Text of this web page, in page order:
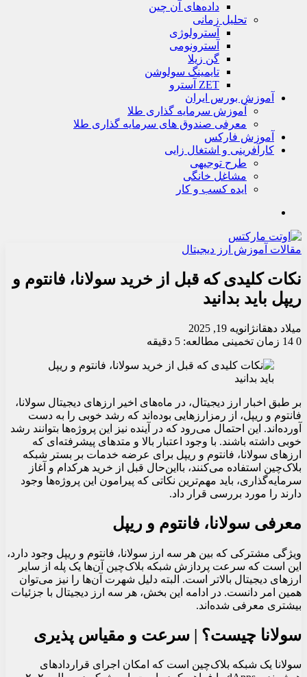
داده‌های آن چین
تحلیل زمانی
آسترولوژی
آسترونومی
گن زیلا
تايمينگ سولوشن
ZET آسترو
آموزش بورس ایران
آموزش سرمایه گذاری طلا
معرفی صندوق های سرمایه گذاری طلا
آموزش فارکس
کارآفرینی و اشتغال زایی
طرح توجیهی
مشاغل خانگی
ایده کسب و کار
مقالات آموزش ارز دیجیتال
نکات کلیدی که قبل از خرید سولانا، فانتوم و
ریپل باید بدانید
میلاد دهقانژانویه 19, 2025
0
زمان تخمینی مطالعه: 5 دقیقه
بر طبق اخبار ارز دیجیتال، در ماه‌های اخیر ارزهای دیجیتال سولانا،
فانتوم و ریپل، از رمزارزهایی بوده‌اند که رشد خوبی را به دست
آورده‌اند. این احتمال می‌رود که در آینده نیز این پروژه‌ها بتوانند رشد
خوبی داشته باشند. با وجود اعتبار بالا و متدهای پیشرفته‌ای که
ارزهای سولانا، فانتوم و ریپل برای عرضه خدمات بر بستر شبکه
بلاک‌چین استفاده می‌کنند، بااین‌حال قبل از خرید هرکدام و آغاز
سرمایه‌گذاری، باید مهم‌ترین نکاتی که پیرامون این پروژه‌ها وجود
دارند را مورد بررسی قرار داد.
معرفی سولانا، فانتوم و ریپل
ویژگی مشترکی که بین هر سه ارز سولانا، فانتوم و ریپل وجود دارد،
این است که سرعت پردازش شبکه بلاک‌چین آن‌ها یک پله از سایر
ارزهای دیجیتال بالاتر است. البته دلیل شهرت آن‌ها را نیز می‌توان
همین امر دانست. در ادامه این بخش، هر سه ارز دیجیتال با جزئیات
بیشتری معرفی شده‌اند.
سولانا چیست؟ | سرعت و مقیاس پذیری
سولانا یک شبکه بلاک‌چین است که امکان اجرای قراردادهای